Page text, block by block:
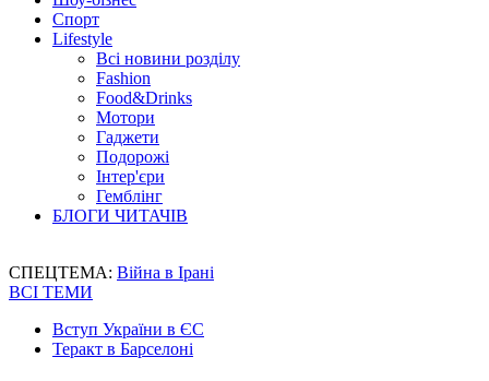
Спорт
Lifestyle
Всі новини розділу
Fashion
Food&Drinks
Мотори
Гаджети
Подорожі
Інтер'єри
Гемблінг
БЛОГИ ЧИТАЧІВ
СПЕЦТЕМА: Війна в Ірані
ВСІ ТЕМИ
Вступ України в ЄС
Теракт в Барселоні